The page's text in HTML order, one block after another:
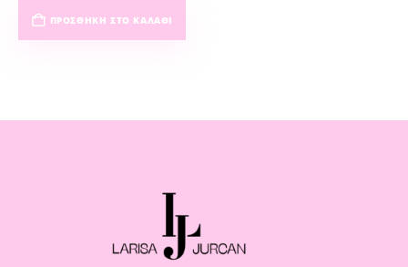
ΠΡΟΣΘΉΚΗ ΣΤΟ ΚΑΛΆΘΙ